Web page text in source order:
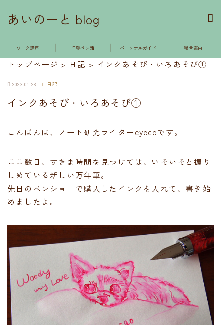
あいのーと blog
ワーク講座 早朝ペン活 パーソナルガイド 総合案内
トップページ > 日記 > インクあそび・いろあそび①
2023.01.28 日記
インクあそび・いろあそび①
こんばんは、ノート研究ライターeyecoです。
ここ数日、すきま時間を見つけては、いそいそと握り
しめている新しい万年筆。
先日のペンショーで購入したインクを入れて、書き始
めましたよ。